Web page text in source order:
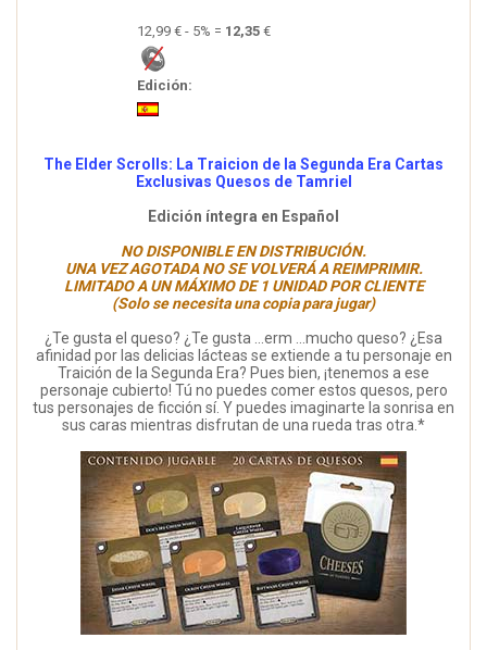
12,99 € - 5% = 12,35 €
Edición:
The Elder Scrolls: La Traicion de la Segunda Era Cartas
Exclusivas Quesos de Tamriel
Edición íntegra en Español
NO DISPONIBLE EN DISTRIBUCIÓN.
UNA VEZ AGOTADA NO SE VOLVERÁ A REIMPRIMIR.
LIMITADO A UN MÁXIMO DE 1 UNIDAD POR CLIENTE
(Solo se necesita una copia para jugar)
¿Te gusta el queso? ¿Te gusta ...erm ...mucho queso? ¿Esa
afinidad por las delicias lácteas se extiende a tu personaje en
Traición de la Segunda Era? Pues bien, ¡tenemos a ese
personaje cubierto! Tú no puedes comer estos quesos, pero
tus personajes de ficción sí. Y puedes imaginarte la sonrisa en
sus caras mientras disfrutan de una rueda tras otra.*